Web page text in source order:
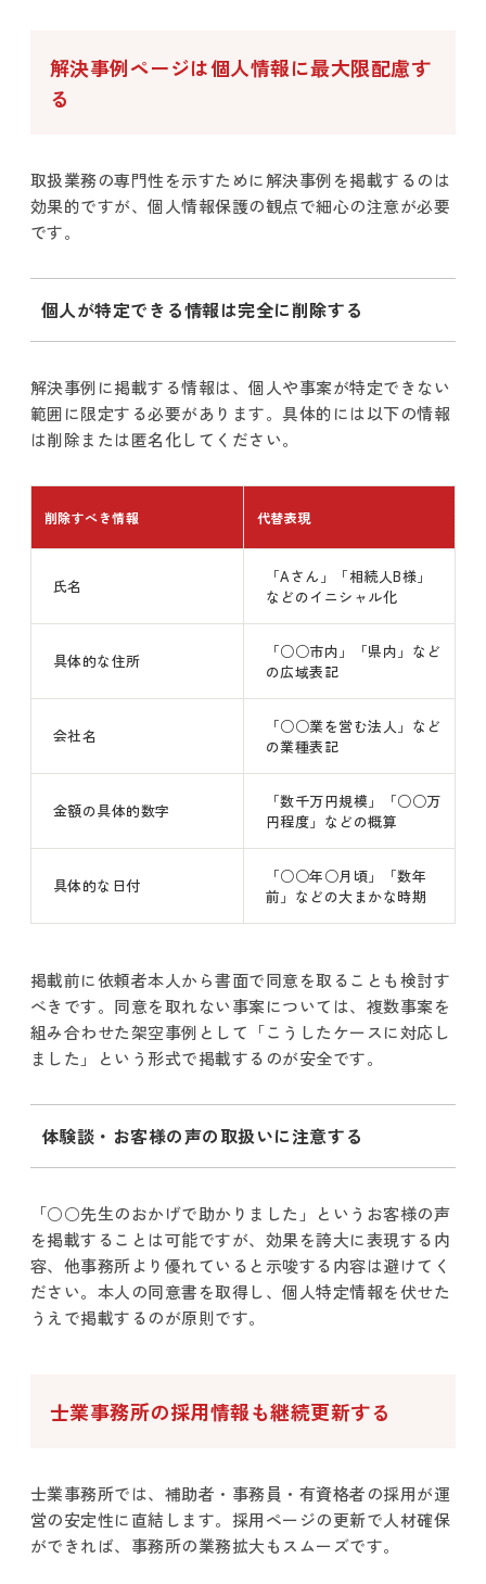
解決事例ページは個人情報に最大限配慮す
る
取扱業務の専門性を示すために解決事例を掲載するのは
効果的ですが、個人情報保護の観点で細心の注意が必要
です。
個人が特定できる情報は完全に削除する
解決事例に掲載する情報は、個人や事案が特定できない
範囲に限定する必要があります。具体的には以下の情報
は削除または匿名化してください。
削除すべき情報 代替表現
氏名
「Aさん」「相続人B様」
などのイニシャル化
具体的な住所
「○○市内」「県内」など
の広域表記
会社名
「○○業を営む法人」など
の業種表記
金額の具体的数字
「数千万円規模」「○○万
円程度」などの概算
具体的な日付
「○○年○月頃」「数年
前」などの大まかな時期
掲載前に依頼者本人から書面で同意を取ることも検討す
べきです。同意を取れない事案については、複数事案を
組み合わせた架空事例として「こうしたケースに対応し
ました」という形式で掲載するのが安全です。
体験談・お客様の声の取扱いに注意する
「○○先生のおかげで助かりました」というお客様の声
を掲載することは可能ですが、効果を誇大に表現する内
容、他事務所より優れていると示唆する内容は避けてく
ださい。本人の同意書を取得し、個人特定情報を伏せた
うえで掲載するのが原則です。
士業事務所の採用情報も継続更新する
士業事務所では、補助者・事務員・有資格者の採用が運
営の安定性に直結します。採用ページの更新で人材確保
ができれば、事務所の業務拡大もスムーズです。